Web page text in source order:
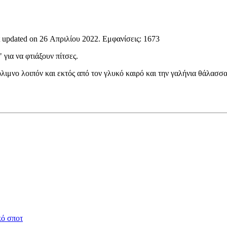
updated on 26 Απριλίου 2022. Εμφανίσεις: 1673
να φτιάξουν πίτσες.
λοιπόν και εκτός από τον γλυκό καιρό και την γαλήνια
σποτ